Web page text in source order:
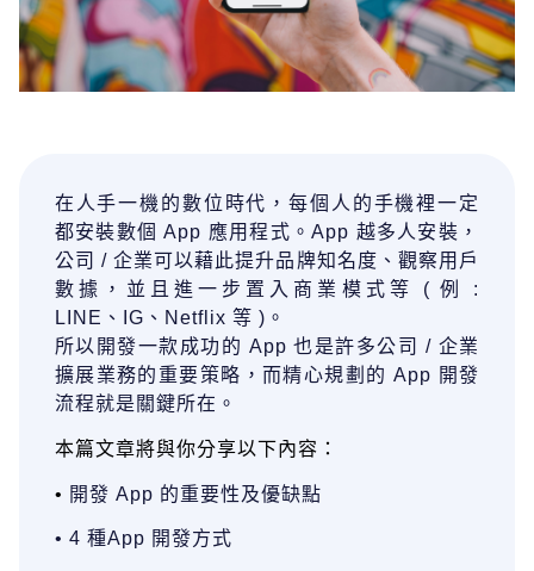
在⼈⼿⼀機的數位時代，每個⼈的⼿機裡⼀定
都安裝數個 App 應⽤程式。App 越多⼈安裝，
公司 / 企業可以藉此提升品牌知名度、觀察⽤戶
數據，並且進⼀步置 ⼊商業模式等 ( 例
:
LINE 、 IG 、 Netflix 等 ) 。
所以開發⼀款成功的 App也是許多公司 / 企業
擴展業務的重要策略，⽽精⼼規劃的 App 開發
流程就是關鍵所在。
本篇⽂章將與你分享以下內容：
• 開發 App 的重要性及優缺點
• 4 種App 開發⽅式